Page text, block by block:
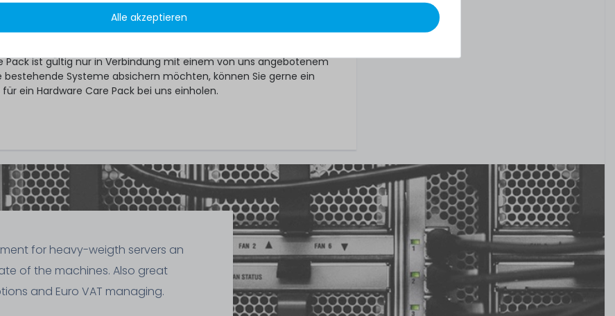
Pack in Anspruch genommen wird, im Rahmen der jeweiligen
Pack ist gültig nur in Verbindung mit einem von uns angebotenem
bestehende Systeme absichern möchten, können Sie gerne ein
ein Hardware Care Pack bei uns einholen.
for heavy-weigth servers an
of the machines. Also great
and Euro VAT managing.
Alle akzeptieren